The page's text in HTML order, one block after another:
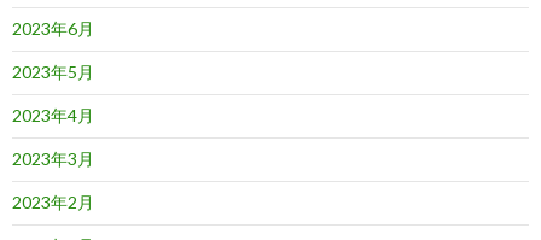
2023年6月
2023年5月
2023年4月
2023年3月
2023年2月